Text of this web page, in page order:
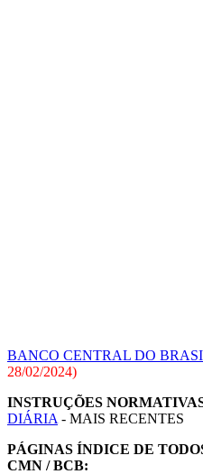
BANCO CENTRAL DO
28/02/2024)
INSTRUÇÕES
DIÁRIA - MAIS RECENTES
PÁGINAS ÍNDICE DE
CMN / BCB: